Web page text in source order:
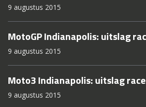
9 augustus 2015
MotoGP Indianapolis: uitslag
9 augustus 2015
Moto3 Indianapolis: uitslag race
9 augustus 2015